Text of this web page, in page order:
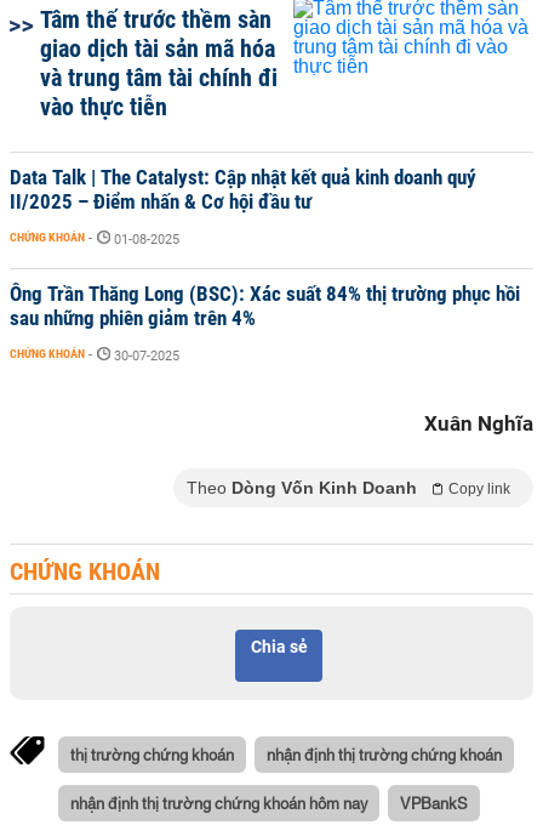
Tâm thế trước thềm sàn
giao dịch tài sản mã hóa
và trung tâm tài chính đi
vào thực tiễn
Data Talk | The Catalyst: Cập nhật kết quả kinh doanh quý
II/2025 – Điểm nhấn & Cơ hội đầu tư
CHỨNG KHOÁN - 01-08-2025
Ông Trần Thăng Long (BSC): Xác suất 84% thị trường phục hồi
sau những phiên giảm trên 4%
CHỨNG KHOÁN - 30-07-2025
Xuân Nghĩa
Theo Dòng Vốn Kinh Doanh Copy link
CHỨNG KHOÁN
Chia sẻ
thị trường chứng khoán nhận định thị trường chứng khoán
nhận định thị trường chứng khoán hôm nay VPBankS